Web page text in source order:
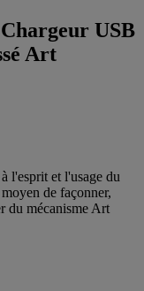
USB
Art
l'esprit et l'usage du
de façonner,
du mécanisme Art